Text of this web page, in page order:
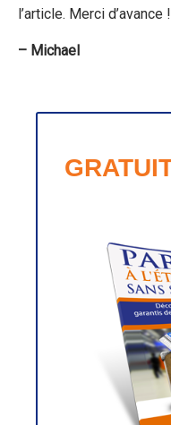
l’article. Merci d’avance !
– Michael